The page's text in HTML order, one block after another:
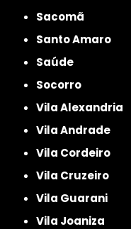
Sacomã
Santo Amaro
Saúde
Socorro
Vila Alexandria
Vila Andrade
Vila Cordeiro
Vila Cruzeiro
Vila Guarani
Vila Joaniza